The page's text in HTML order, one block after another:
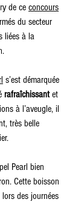
de ce concours
du secteur
liées à la
s’est démarquée
rafraîchissant et
à l’aveugle, il
très belle
Pearl bien
Cette boisson
des journées